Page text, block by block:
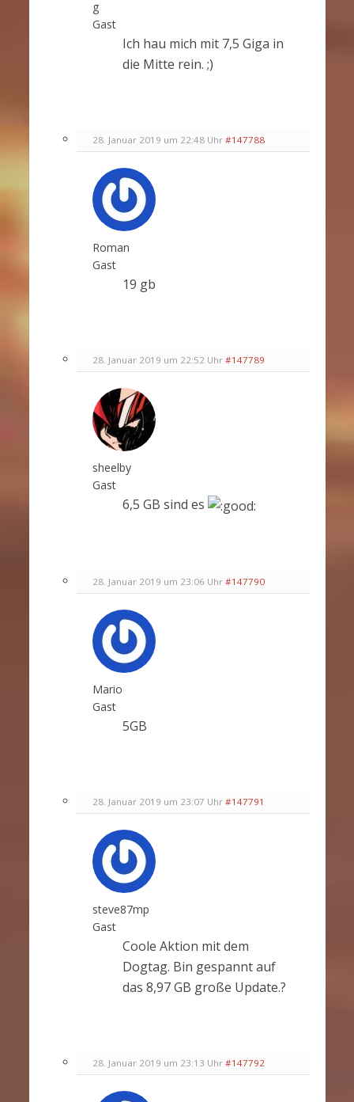
g
Gast
Ich hau mich mit 7,5 Giga in
die Mitte rein. ;)
28. Januar 2019 um 22:48 Uhr #147788
Roman
Gast
19 gb
28. Januar 2019 um 22:52 Uhr #147789
sheelby
Gast
6,5 GB sind es
28. Januar 2019 um 23:06 Uhr #147790
Mario
Gast
5GB
28. Januar 2019 um 23:07 Uhr #147791
steve87mp
Gast
Coole Aktion mit dem
Dogtag. Bin gespannt auf
das 8,97 GB große Update.?
28. Januar 2019 um 23:13 Uhr #147792